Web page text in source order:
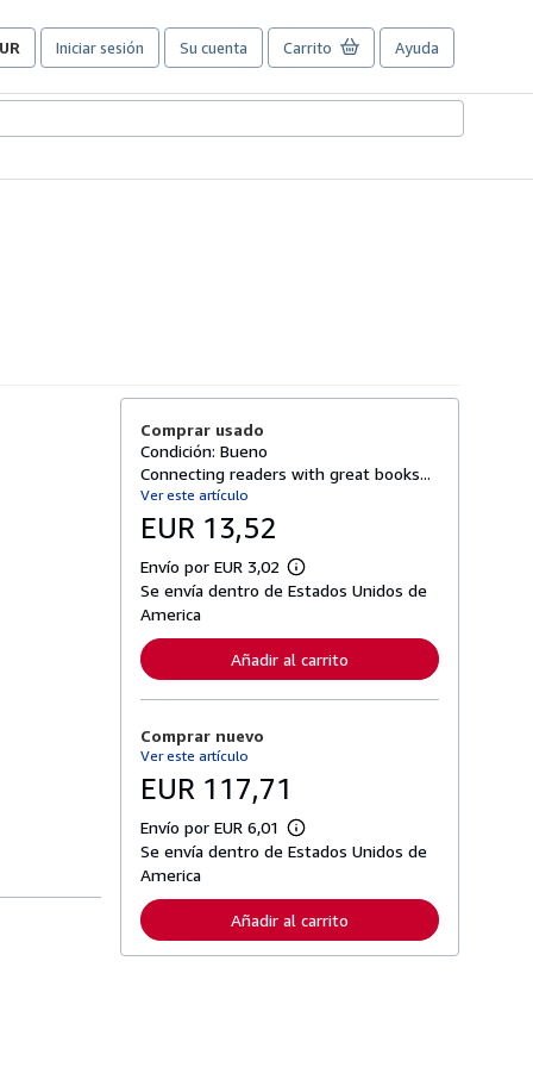
Iniciar sesión Su cuenta Carrito Ayuda
Comprar usado
Condición: Bueno
Connecting readers with great books...
Ver este artículo
EUR 13,52
Envío por EUR 3,02
M
á
f
o
r
s
o
b
e
l
a
Se envía dentro de Estados Unidos de
America
Añadir al carrito
Comprar nuevo
Ver este artículo
EUR 117,71
Envío por EUR 6,01
M
á
f
o
r
Se envía dentro de Estados Unidos de
America
Añadir al carrito